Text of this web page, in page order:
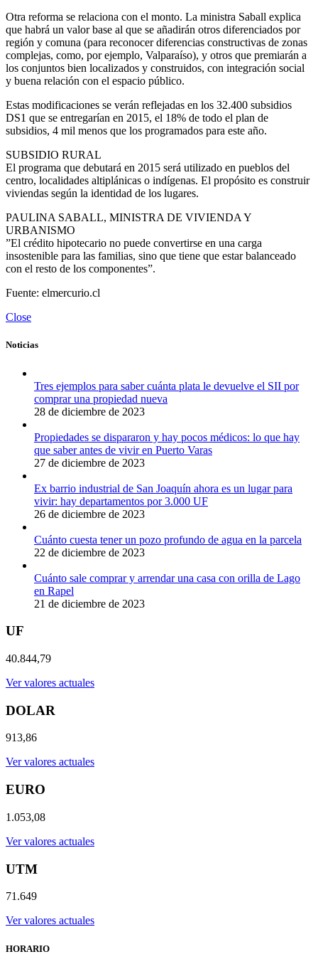
Otra reforma se relaciona con el monto. La ministra Saball explica
que habrá un valor base al que se añadirán otros diferenciados por
región y comuna (para reconocer diferencias constructivas de zonas
complejas, como, por ejemplo, Valparaíso), y otros que premiarán a
los conjuntos bien localizados y construidos, con integración social
y buena relación con el espacio público.
Estas modificaciones se verán reflejadas en los 32.400 subsidios
DS1 que se entregarían en 2015, el 18% de todo el plan de
subsidios, 4 mil menos que los programados para este año.
SUBSIDIO RURAL
El programa que debutará en 2015 será utilizado en pueblos del
centro, localidades altiplánicas o indígenas. El propósito es construir
viviendas según la identidad de los lugares.
PAULINA SABALL, MINISTRA DE VIVIENDA Y
URBANISMO
”El crédito hipotecario no puede convertirse en una carga
insostenible para las familias, sino que tiene que estar balanceado
con el resto de los componentes”.
Fuente: elmercurio.cl
Close
Noticias
Tres ejemplos para saber cuánta plata le devuelve el SII por
comprar una propiedad nueva
28 de diciembre de 2023
Propiedades se dispararon y hay pocos médicos: lo que hay
que saber antes de vivir en Puerto Varas
27 de diciembre de 2023
Ex barrio industrial de San Joaquín ahora es un lugar para
vivir: hay departamentos por 3.000 UF
26 de diciembre de 2023
Cuánto cuesta tener un pozo profundo de agua en la parcela
22 de diciembre de 2023
Cuánto sale comprar y arrendar una casa con orilla de Lago
en Rapel
21 de diciembre de 2023
UF
40.844,79
Ver valores actuales
DOLAR
913,86
Ver valores actuales
EURO
1.053,08
Ver valores actuales
UTM
71.649
Ver valores actuales
HORARIO